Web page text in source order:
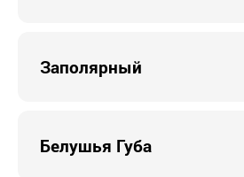
Заполярный
Белушья Губа